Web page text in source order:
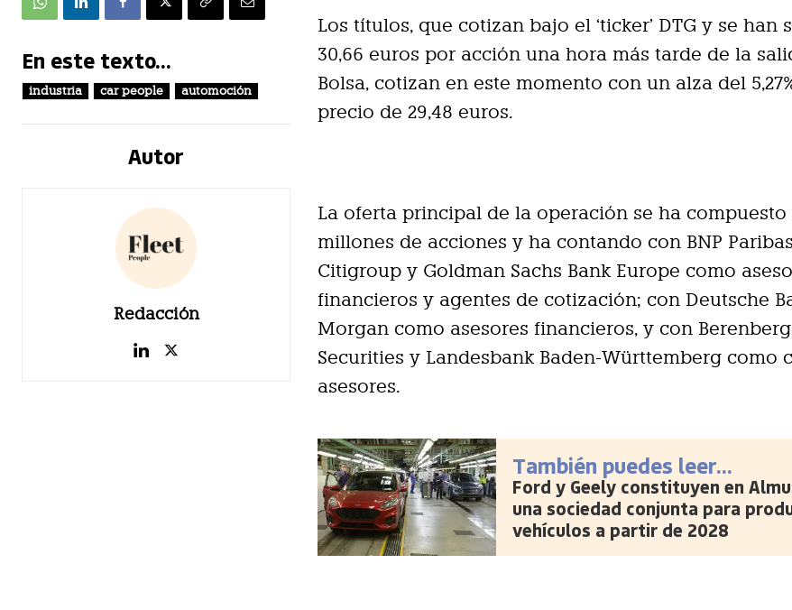
En este texto...
industria car people automoción
Autor
Redacción
Los títulos, que cotizan bajo el ‘ticker’ DTG y se han
30,66 euros por acción una hora más tarde de la
Bolsa, cotizan en este momento con un alza del
precio de 29,48 euros.
La oferta principal de la operación se ha compuesto
millones de acciones y ha contando con BNP
Citigroup y Goldman Sachs Bank Europe como
financieros y agentes de cotización; con Deutsche
Morgan como asesores financieros, y con
Securities y Landesbank Baden-Württemberg como
asesores.
También puedes leer...
Ford y Geely constituyen en
una sociedad conjunta para
vehículos a partir de 2028